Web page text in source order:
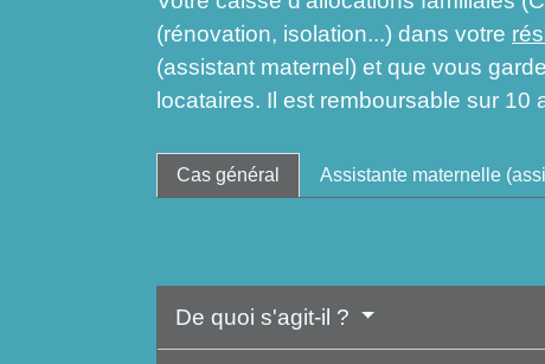
(rénovation, isolation...) dans votre
(assistant maternel) et que vous
locataires. Il est remboursable sur 10
Cas général Assistante maternelle
De quoi s'agit-il ?